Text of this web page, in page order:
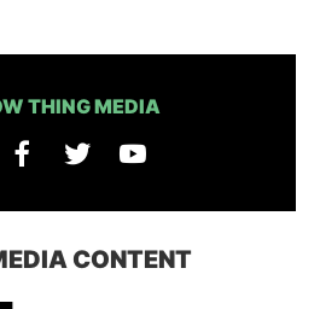
THING MEDIA
CONTENT